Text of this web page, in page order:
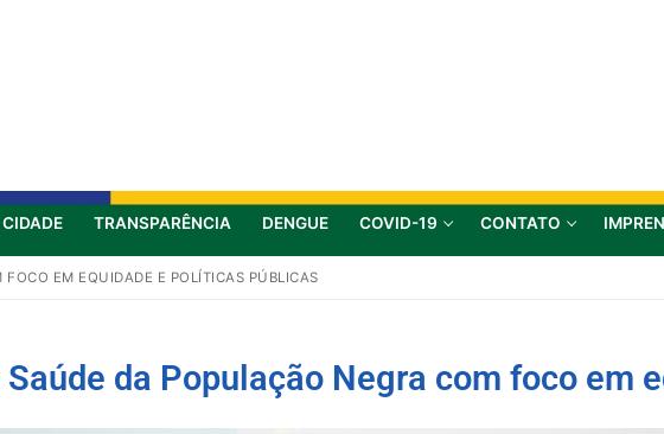
TRANSPARÊNCIA DENGUE COVID-19 CONTATO
EM EQUIDADE E POLÍTICAS PÚBLICAS
da População Negra com foco em